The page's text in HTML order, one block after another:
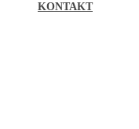
KONTAKT